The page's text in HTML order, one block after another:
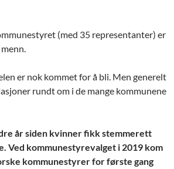
(med 35 representanter) er
er nok kommet for å bli. Men generelt
rundt om i de mange kommunene
år siden kvinner fikk stemmerett
Ved kommunestyrevalget i 2019 kom
kommunestyrer for første gang